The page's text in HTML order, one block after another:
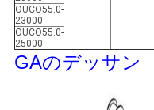
リ
シ
ー
OUCO55.0-
23000
OUCO55.0-
25000
GAのデッサン